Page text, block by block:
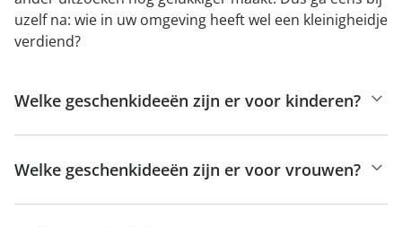
uzelf na: wie in uw omgeving heeft wel een kleinigheidje
verdiend?
Welke geschenkideeën zijn er voor kinderen?
Welke geschenkideeën zijn er voor vrouwen?